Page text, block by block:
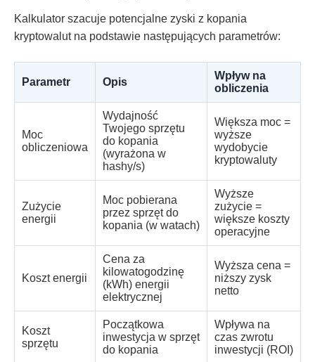
Kalkulator szacuje potencjalne zyski z kopania
kryptowalut na podstawie następujących parametrów:
Parametr Opis
Wpływ na
obliczenia
Moc
obliczeniowa
Wydajność
Twojego sprzętu
do kopania
(wyrażona w
hashy/s)
Większa moc =
wyższe
wydobycie
kryptowaluty
Zużycie
energii
Moc pobierana
przez sprzęt do
kopania (w watach)
Wyższe
zużycie =
większe koszty
operacyjne
Koszt energii
Cena za
kilowatogodzinę
(kWh) energii
elektrycznej
Wyższa cena =
niższy zysk
netto
Koszt
sprzętu
Początkowa
inwestycja w sprzęt
do kopania
Wpływa na
czas zwrotu
inwestycji (ROI)